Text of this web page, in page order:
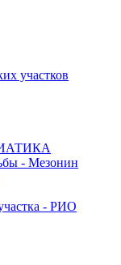
участков
- Мезонин
- РИО